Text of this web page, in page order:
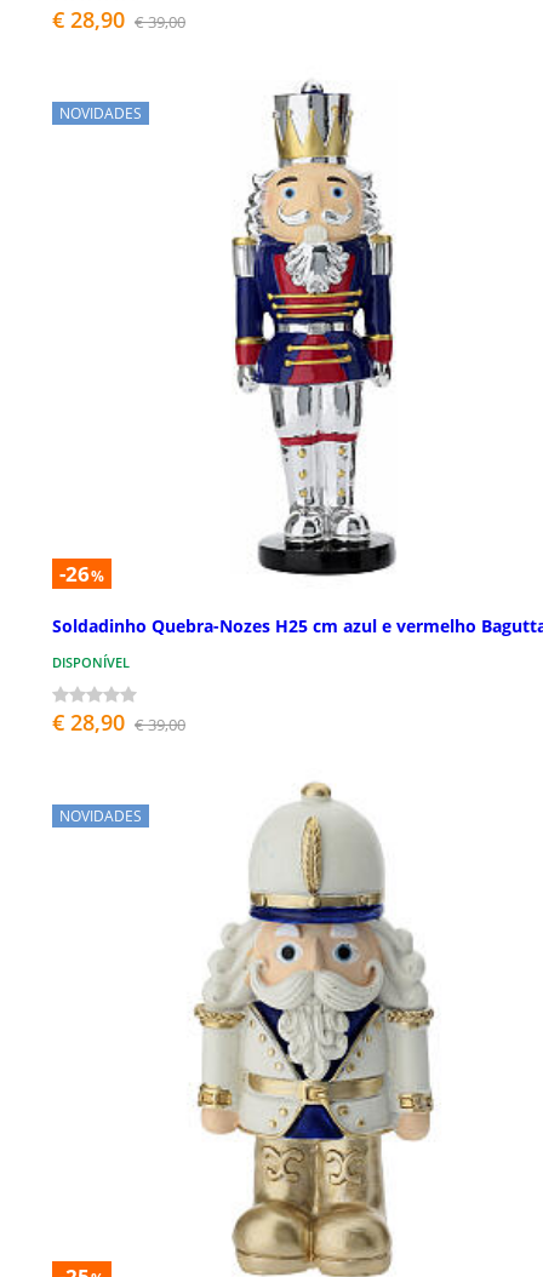
€ 28,90 € 39,00
NOVIDADES
-26%
Soldadinho Quebra-Nozes H25 cm azul e vermelho
DISPONÍVEL
€ 28,90 € 39,00
NOVIDADES